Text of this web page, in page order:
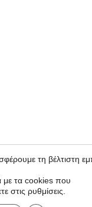
τη βέλτιστη
με τα cookies που
στις ρυθμίσεις.